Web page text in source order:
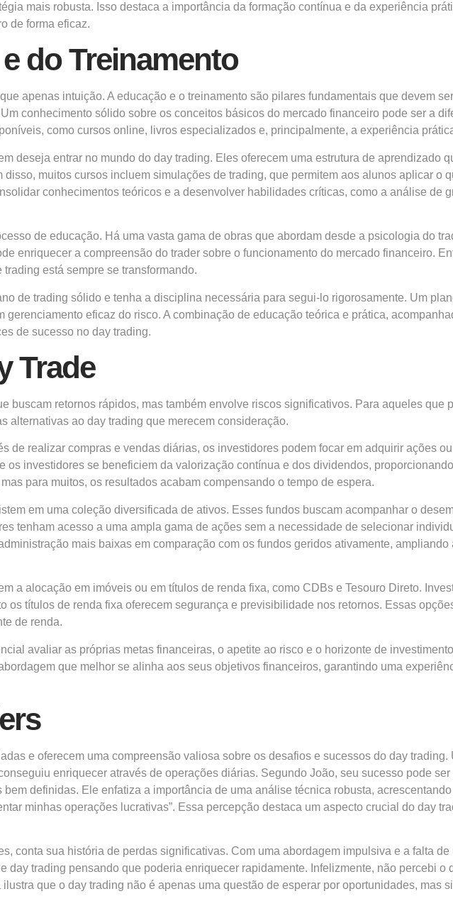
mais robusta. Isso destaca a importância da formação contínua e da experiência
de forma eficaz.
do Treinamento
apenas intuição. A educação e o treinamento são pilares fundamentais que devem
conhecimento sólido sobre os conceitos básicos do mercado financeiro pode ser a
como cursos online, livros especializados e, principalmente, a experiência
deseja entrar no mundo do day trading. Eles oferecem uma estrutura de aprendizado
muitos cursos incluem simulações de trading, que permitem aos alunos aplicar o
conhecimentos teóricos e a desenvolver habilidades críticas, como a análise de
de educação. Há uma vasta gama de obras que abordam desde a psicologia do
enriquecer a compreensão do trader sobre o funcionamento do mercado financeiro.
está sempre se transformando.
de trading sólido e tenha a disciplina necessária para segui-lo rigorosamente. Um
eficaz do risco. A combinação de educação teórica e prática,
de sucesso no day trading.
Trade
buscam retornos rápidos, mas também envolve riscos significativos. Para aqueles que
alternativas ao day trading que merecem consideração.
de realizar compras e vendas diárias, os investidores podem focar em adquirir ações
os investidores se beneficiem da valorização contínua e dos dividendos,
para muitos, os resultados acabam compensando o tempo de espera.
em uma coleção diversificada de ativos. Esses fundos buscam acompanhar o
tenham acesso a uma ampla gama de ações sem a necessidade de selecionar
mais baixas em comparação com os fundos geridos ativamente,
a alocação em imóveis ou em títulos de renda fixa, como CDBs e Tesouro Direto.
os títulos de renda fixa oferecem segurança e previsibilidade nos retornos. Essas
de renda.
avaliar as próprias metas financeiras, o apetite ao risco e o horizonte de
que melhor se alinha aos seus objetivos financeiros, garantindo uma
e oferecem uma compreensão valiosa sobre os desafios e sucessos do day trading.
enriquecer através de operações diárias. Segundo João, seu sucesso pode
definidas. Ele enfatiza a importância de uma análise técnica robusta,
minhas operações lucrativas”. Essa percepção destaca um aspecto crucial do day
conta sua história de perdas significativas. Com uma abordagem impulsiva e a falta
day trading pensando que poderia enriquecer rapidamente. Infelizmente, não percebi o
que o day trading não é apenas uma questão de esperar por oportunidades, mas